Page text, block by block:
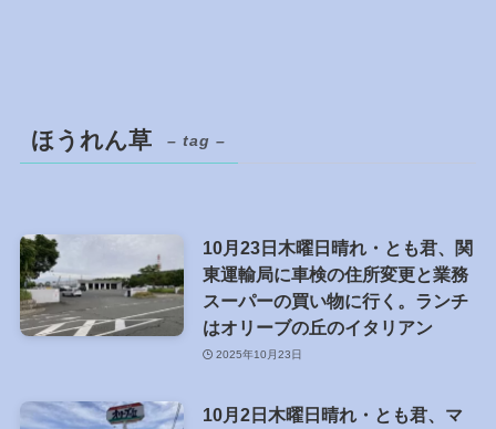
ほうれん草 – tag –
10月23日木曜日晴れ・とも君、関
東運輸局に車検の住所変更と業務
スーパーの買い物に行く。ランチ
はオリーブの丘のイタリアン
2025年10月23日
10月2日木曜日晴れ・とも君、マ